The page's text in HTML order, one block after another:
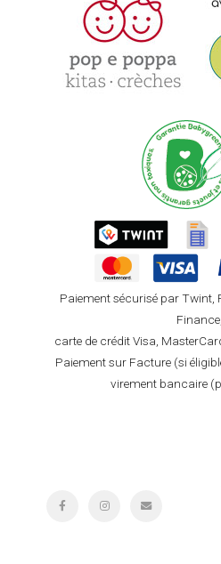
Paiement sécurisé par Twint,
Finance,
carte de crédit Visa,
Paiement sur Facture (si
virement bancaire